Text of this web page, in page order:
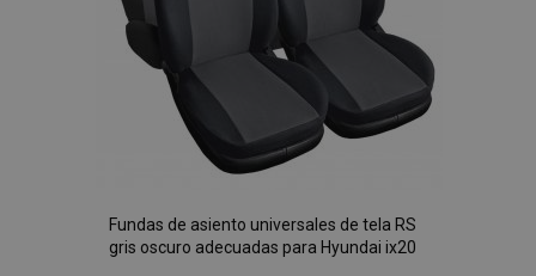
Fundas de asiento universales de tela RS
gris oscuro adecuadas para Hyundai ix20